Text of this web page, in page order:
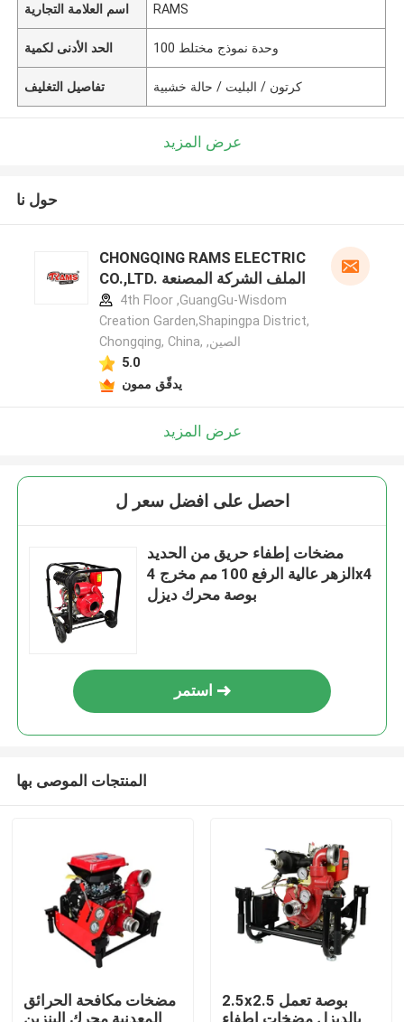
اسم العلامة التجارية RAMS
الحد الأدنى لكمية 100 وحدة نموذج مختلط
تفاصيل التغليف كرتون / البليت / حالة خشبية
عرض المزيد
حول نا
CHONGQING RAMS ELECTRIC
CO.,LTD. الملف الشركة المصنعة
4th Floor ,GuangGu-Wisdom
Creation Garden,Shapingpa District,
Chongqing, China, ,الصين
5.0
يدقّق ممون
عرض المزيد
احصل على افضل سعر ل
مضخات إطفاء حريق من الحديد
الزهر عالية الرفع 100 مم مخرج 4x4
بوصة محرك ديزل
استمر
المنتجات الموصى بها
مضخات مكافحة الحرائق
2.5x2.5 بوصة تعمل